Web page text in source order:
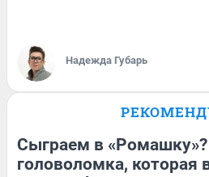
Надежда Губарь
Сыграем в
головоломка, которая